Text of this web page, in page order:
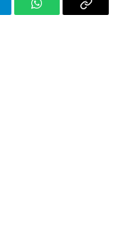
WhatsAppCopy